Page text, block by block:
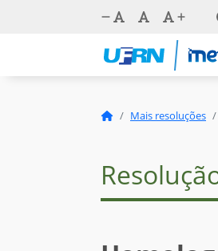
Mais resoluções